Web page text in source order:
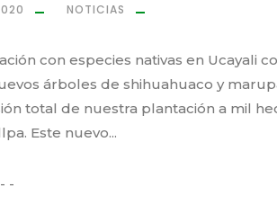
NOTICIAS
con especies nativas en Ucayali
árboles de shihuahuaco y
total de nuestra plantación a mil
Este nuevo...